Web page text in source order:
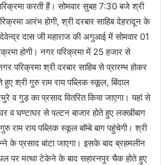
करती हैं। सोमवार सुबह 7:30 बजे श्री
आरंभ होगी, श्री दरबार साहिब देहरादून के
दास जी महाराज की अगुआई में सोमवार 01
होगी। नगर परिक्रमा में 25 हजार से
श्री दरबार साहिब से प्रारम्भ होकर
हुए श्री गुरु राम राय पब्लिक स्कूल, बिंदाल
व गुड़ का प्रसाद वितरित किया जाएगा। यहां से
व घण्टाघर से पल्टन बाजार होते हुए लक्खीबाग
राम राय पब्लिक स्कूल बाॅम्बे बाग पहुंचेगी। श्री
के प्रसाद बांटा जाएगा। इसके बाद ब्रहमलीन
पर मत्था टेकेने के बाद सहारनपुर चैक होते हुए